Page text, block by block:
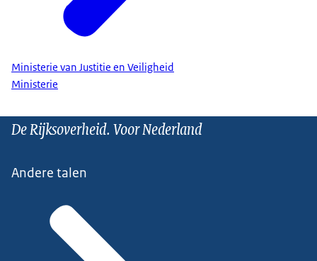
Ministerie van Justitie en Veiligheid
Ministerie
De Rijksoverheid. Voor Nederland
Andere talen